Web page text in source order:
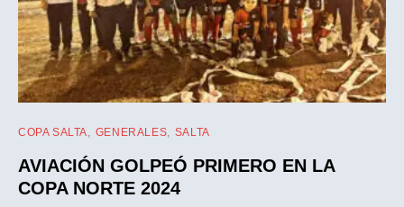
COPA SALTA GENERALES SALTA
AVIACIÓN GOLPEÓ PRIMERO EN LA
COPA NORTE 2024